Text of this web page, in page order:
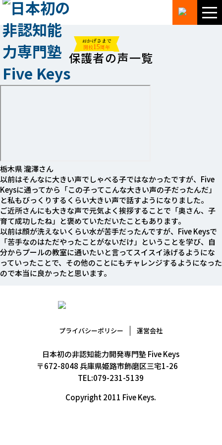
おかげさまで
開校15周年
保護者の声一覧
栃木県瀧澤さん
以前はそんなに大きい声でしゃべる子ではなかったですが、Five
Keysに通ってから「この子ってこんな大きい声の子だったんだ」
と私もびっくりするくらい大きい声で話すようになりました。
ご近所さんにも大きな声で元気よく挨拶することで「奥さん、子
育て成功したね」と褒めていただいたこともあります。
以前は顔が洗えないくらい水が苦手だったんですが、Five Keysで
「苦手なのはただやったことがないだけ」ということを学び、自
分からプールの教室に通いたいと言ってスイスイ泳げるようにな
っていったことで、その他のことにもチャレンジするようになった
ので本当に良かったと思います。
プライバシーポリシー 運営会社
日本初の非認知能力開発専門塾 Five Keys
〒672-8048 兵庫県姫路市飾磨区三宅1-26
TEL:079-231-5139
Copyright 2011 Five Keys.